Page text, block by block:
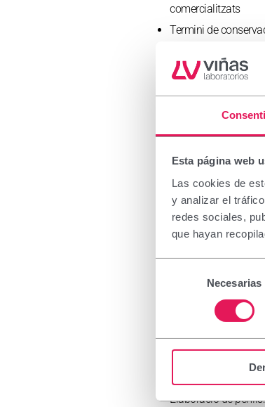
Esta página web
Las cookies de
y analizar el
redes sociales,
que hayan
consentimiento
Necesarias
comercialitzats
Termini de
Base legítima:
Investigació,
Finalitat:Realitzar
terapèutiques,
necessaris per
d’aquesta recerca
Termini de
Base legítima: El
Tipologia de dades:
Elaboració de perfils: